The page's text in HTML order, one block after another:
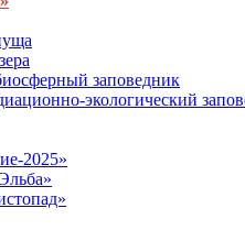
заповедник
экологический
2025»